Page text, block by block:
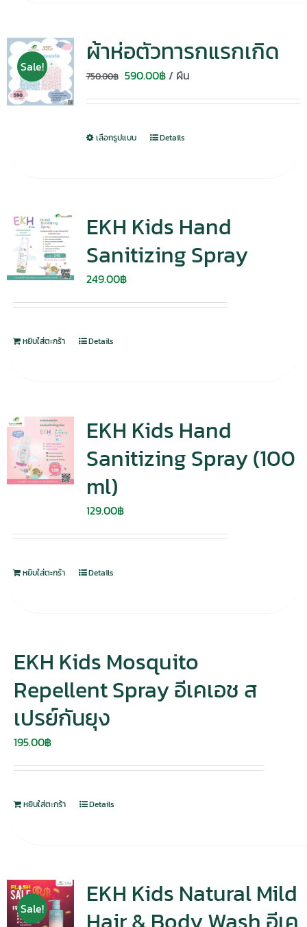
Sale! ผ้าห่อตัวทารกแรกเกิด
750.00฿ Original
750.00฿.
590.00฿Current
590.00฿.
/ ผืน
เลือกรูปแบบ Details
EKH Kids Hand
Sanitizing Spray
249.00฿
หยิบใส่ตะกร้า Details
EKH Kids Hand
Sanitizing Spray (100
ml)
129.00฿
หยิบใส่ตะกร้า Details
EKH Kids Mosquito
Repellent Spray อีเคเอช ส
เปรย์กันยุง
195.00฿
หยิบใส่ตะกร้า Details
Sale!
EKH Kids Natural Mild